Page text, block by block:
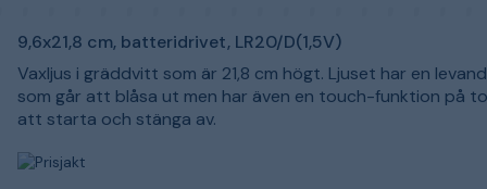
9,6x21,8 cm, batteridrivet, LR20/D(1,5V)
Vaxljus i gräddvitt som är 21,8 cm högt. Ljuset har en
som går att blåsa ut men har även en touch-funktion på
att starta och stänga av.